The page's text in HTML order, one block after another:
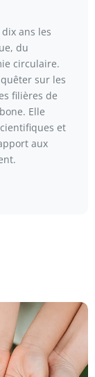
ans les
du
circulaire.
sur les
filières de
Elle
et
aux